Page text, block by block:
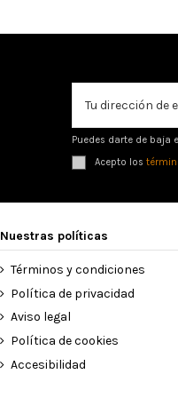
Puedes darte de baja
Acepto los
Nuestras políticas
Términos y condiciones
Política de privacidad
Aviso legal
Política de cookies
Accesibilidad